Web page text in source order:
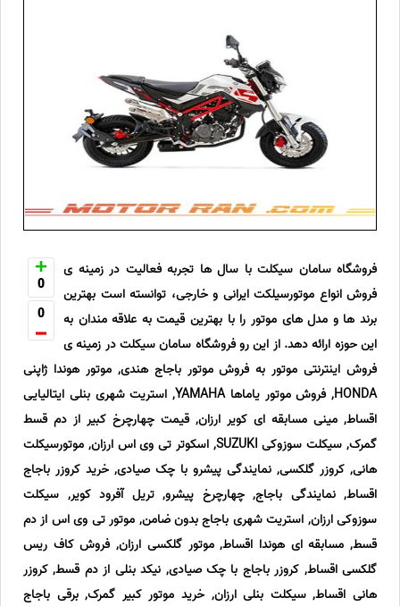
0
0
فروشگاه سامان سیکلت با سال ها تجربه فعالیت در زمینه ی
فروش انواع موتورسیلکت ایرانی و خارجی، توانسته است بهترین
برند ها و مدل های موتور را با بهترین قیمت به علاقه مندان به
این حوزه ارائه دهد. از این رو فروشگاه سامان سیکلت در زمینه ی
فروش اینترنتی موتور به فروش موتور باجاج هندی, موتور هوندا ژاپنی
HONDA, فروش موتور یاماها YAMAHA, استریت شهری بنلی ایتالیایی
اقساط, مینی مسابقه ای کویر ارزان, قیمت چهارچرخ کبیر از دم قسط
گمرک, سیکلت سوزوکی SUZUKI, اسکوتر تی وی اس ارزان, موتورسیکلت
هانی, کروزر گلکسی, نمایندگی پیشرو با چک صیادی, خرید کروزر باجاج
اقساط, نمایندگی باجاج, چهارچرخ پیشرو, تریل آفرود کویر, سیکلت
سوزوکی ارزان, استریت شهری باجاج بدون ضامن, موتور تی وی اس از دم
قسط, مسابقه ای هوندا اقساط, موتور گلکسی ارزان, فروش کاف ریس
گلکسی اقساط, کروزر باجاج با چک صیادی, نیکد بنلی از دم قسط, کروزر
هانی اقساط, سیکلت بنلی ارزان, خرید موتور کبیر گمرک, برقی باجاج